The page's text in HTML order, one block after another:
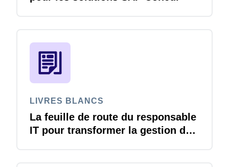
LIVRES BLANCS
La feuille de route du responsable
IT pour transformer la gestion des